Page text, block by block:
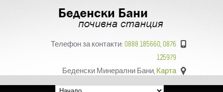
Телефон за контакти: 0888 185660, 0876
125979
Беденски Минерални Бани, Карта